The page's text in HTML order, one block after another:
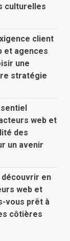
culturelles
client
et agences
une
stratégie
web et
des
un avenir
découvrir en
web et
vous prêt à
côtières